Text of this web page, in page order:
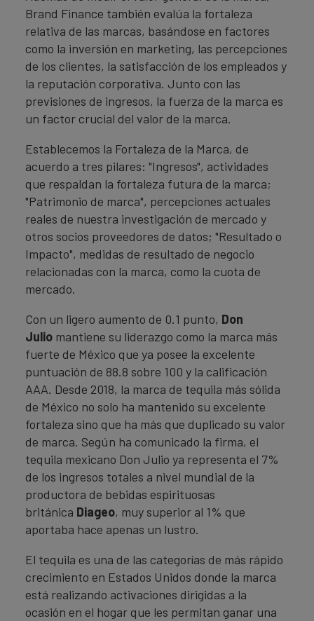
Brand Finance también evalúa la fortaleza
relativa de las marcas, basándose en factores
como la inversión en marketing, las percepciones
de los clientes, la satisfacción de los empleados y
la reputación corporativa. Junto con las
previsiones de ingresos, la fuerza de la marca es
un factor crucial del valor de la marca.
Establecemos la Fortaleza de la Marca, de
acuerdo a tres pilares: "Ingresos", actividades
que respaldan la fortaleza futura de la marca;
"Patrimonio de marca", percepciones actuales
reales de nuestra investigación de mercado y
otros socios proveedores de datos; "Resultado o
Impacto", medidas de resultado de negocio
relacionadas con la marca, como la cuota de
mercado.
Con un ligero aumento de 0.1 punto, Don
Julio mantiene su liderazgo como la marca más
fuerte de México que ya posee la excelente
puntuación de 88.8 sobre 100 y la calificación
AAA. Desde 2018, la marca de tequila más sólida
de México no solo ha mantenido su excelente
fortaleza sino que ha más que duplicado su valor
de marca. Según ha comunicado la firma, el
tequila mexicano Don Julio ya representa el 7%
de los ingresos totales a nivel mundial de la
productora de bebidas espirituosas
británica Diageo, muy superior al 1% que
aportaba hace apenas un lustro.
El tequila es una de las categorías de más rápido
crecimiento en Estados Unidos donde la marca
está realizando activaciones dirigidas a la
ocasión en el hogar que les permitan ganar una